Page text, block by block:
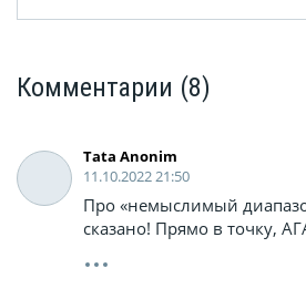
Комментарии (8)
Tata Anonim
11.10.2022 21:50
Про «немыслимый
сказано! Прямо в точку,